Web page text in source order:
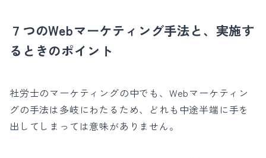
７つのWebマーケティング手法と、実施す
るときのポイント
社労士のマーケティングの中でも、Webマーケティン
グの手法は多岐にわたるため、どれも中途半端に手を
出してしまっては意味がありません。